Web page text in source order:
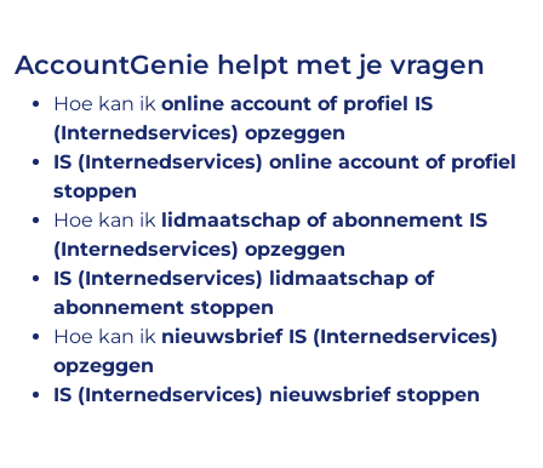
AccountGenie helpt met je vragen
Hoe kan ik online account of profiel IS
(Internedservices) opzeggen
IS (Internedservices) online account of profiel
stoppen
Hoe kan ik lidmaatschap of abonnement IS
(Internedservices) opzeggen
IS (Internedservices) lidmaatschap of
abonnement stoppen
Hoe kan ik nieuwsbrief IS (Internedservices)
opzeggen
IS (Internedservices) nieuwsbrief stoppen